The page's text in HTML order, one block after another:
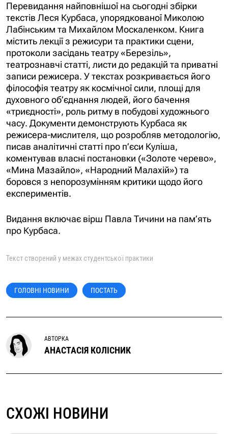
Перевидання найповнішої на сьогодні збірки
текстів Леся Курбаса, упорядкованої Миколою
Лабінським та Михайлом Москаленком. Книга
містить лекції з режисури та практики сцени,
протоколи засідань театру «Березіль»,
театрознавчі статті, листи до редакцій та приватні
записи режисера. У текстах розкривається його
філософія театру як космічної сили, площі для
духовного об’єднання людей, його бачення
«триєдності», роль ритму в побудові художнього
часу. Документи демонструють Курбаса як
режисера-мислителя, що розробляв методологію,
писав аналітичні статті про п’єси Куліша,
коментував власні постановки («Золоте черево»,
«Мина Мазайло», «Народний Малахій») та
боровся з непорозумінням критики щодо його
експериментів.
Видання включає вірш Павла Тичини на пам’ять
про Курбаса.
Текст створений у межах студентської практики
ГОЛОВНІ НОВИНИ ПОСТАТЬ
АВТОРКА
АНАСТАСІЯ КОЛІСНИК
СХОЖІ НОВИНИ